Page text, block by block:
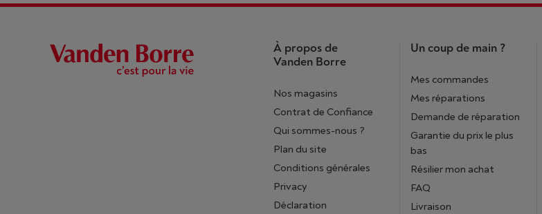
À propos de
Vanden Borre
Nos magasins
Contrat de Confiance
Qui sommes-nous ?
Plan du site
Conditions générales
Privacy
Déclaration
Un coup de main ?
Mes commandes
Mes réparations
Demande de réparation
Garantie du prix le plus
bas
Résilier mon achat
FAQ
Livraison